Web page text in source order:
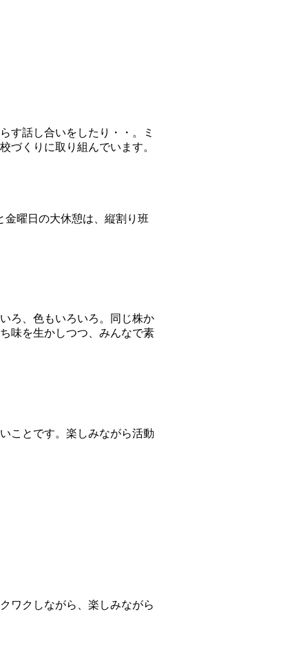
す話し合いをしたり・・。ミ
づくりに取り組んでいます。
曜日の大休憩は、縦割り班
ろ、色もいろいろ。同じ株か
味を生かしつつ、みんなで素
ことです。楽しみながら活動
ワクしながら、楽しみながら